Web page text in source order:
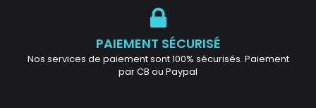
PAIEMENT SÉCURISÉ
Nos services de paiement sont 100% sécurisés. Paiement
par CB ou Paypal